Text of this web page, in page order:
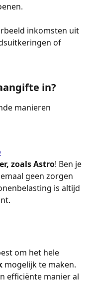
inkomsten uit
of
in?
manieren
zoals Astro! Ben je
geen zorgen
is altijd
om het hele
mogelijk te maken.
efficiënte manier al